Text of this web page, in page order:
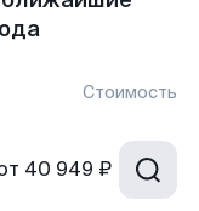
Стоимость
40 949 ₽